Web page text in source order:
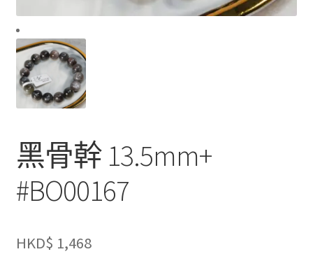
黑骨幹 13.5mm+
#BO00167
HKD$ 1,468